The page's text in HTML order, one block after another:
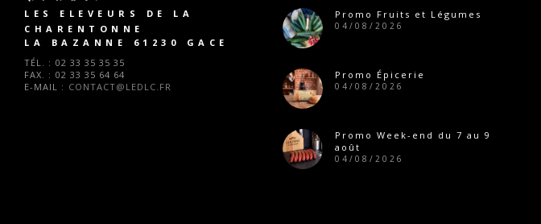
LES ELEVEURS DE LA
CHARENTONNE
LA BAZANNE 61230 GACE
TÉL. : 02 33 35 35 35
FAX. : 02 33 35 64 64
E-MAIL : CONTACT@LEDLC.FR
Promo Fruits et Légumes
04/08/2026
Promo Épicerie
04/08/2026
Promo Week-end du 7 au 9
août
04/08/2026